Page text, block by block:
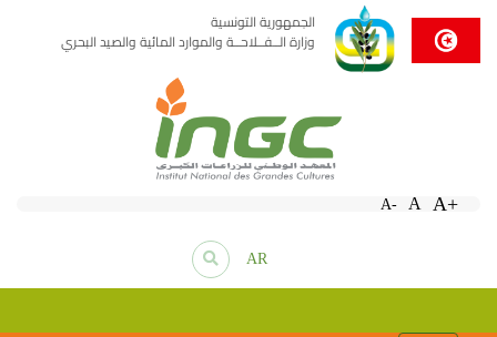
الجمهورية التونسية
وزارة الــفــلاحــة والموارد المائية والصيد البحري
A- A A+
AR